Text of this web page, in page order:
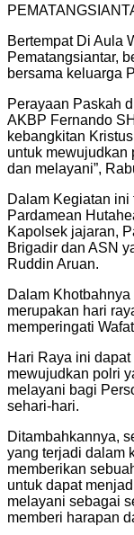
Bertempat Di Aula
Pematangsiantar,
bersama keluarga
Perayaan Paskah
AKBP Fernando
kebangkitan
untuk mewujudkan
dan melayani”,
Dalam Kegiatan ini
Pardamean
Kapolsek jajaran,
Brigadir dan ASN
Ruddin Aruan.
Dalam
merupakan hari
memperingati
Hari Raya ini
mewujudkan polri
melayani bagi
sehari-hari.
Ditambahkannya,
yang terjadi dalam
memberikan
untuk dapat
melayani sebagai
memberi harapan